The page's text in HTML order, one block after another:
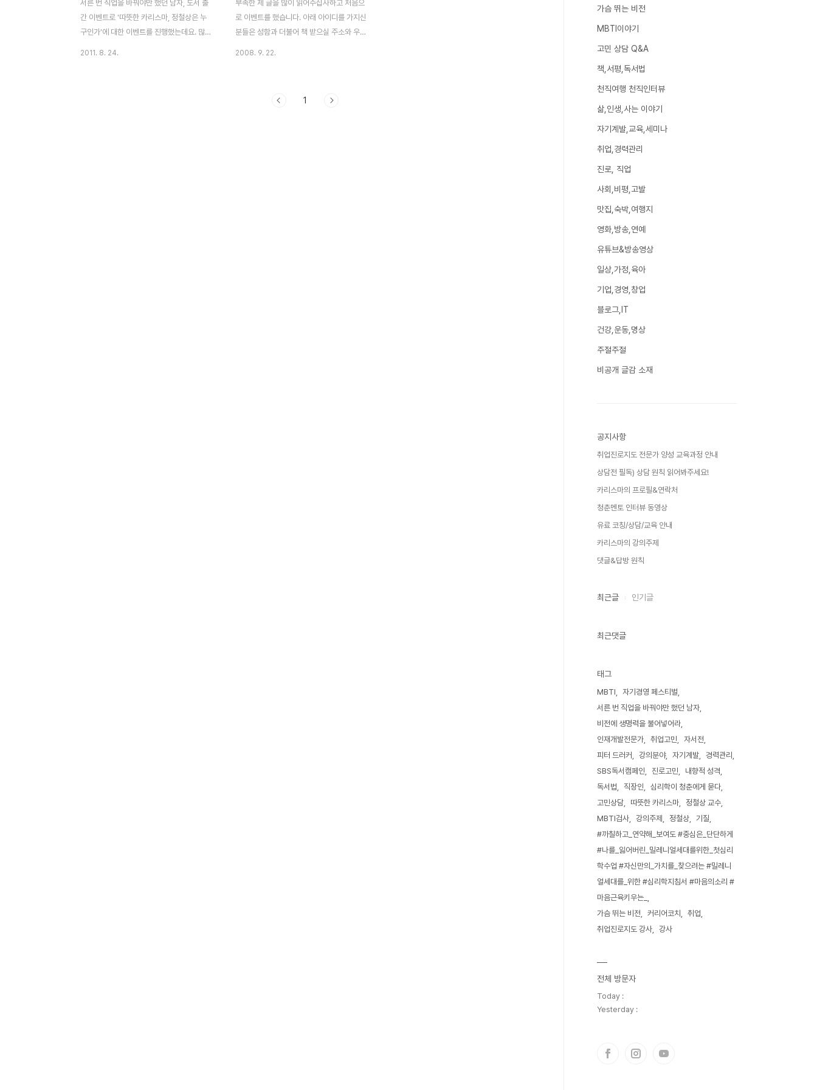
서른 번 직업을 바꿔야만 했던 남자, 도서 출
간 이벤트로 '따뜻한 카리스마, 정철상은 누
구인가'에 대한 이벤트를 진행했는데요. 많은
2011. 8. 24.
부족한 제 글을 많이 읽어주십사하고 처음으
로 이벤트를 했습니다. 아래 아이디를 가지신
분들은 성함과 더불어 책 받으실 주소와 우편
길 바랍니다. 9월말까지 일괄 취합해서 10월
2008. 9. 22.
1
가슴 뛰는 비전
MBTI이야기
고민 상담 Q&A
책,서평,독서법
천직여행 천직인터뷰
삶,인생,사는 이야기
자기계발,교육,세미나
취업,경력관리
진로, 직업
사회,비평,고발
맛집,숙박,여행지
영화,방송,연예
유튜브&방송영상
일상,가정,육아
기업,경영,창업
블로그,IT
건강,운동,명상
주절주절
비공개 글감 소재
공지사항
취업진로지도 전문가 양성 교육과정 안내
상담전 필독) 상담 원칙 읽어봐주세요!
카리스마의 프로필&연락처
청춘멘토 인터뷰 동영상
유료 코칭/상담/교육 안내
카리스마의 강의주제
댓글&답방 원칙
최근글 인기글
최근댓글
태그
MBTI
자기경영 페스티벌
서른 번 직업을 바꿔야만 했던 남자
비전에 생명력을 불어넣어라
인재개발전문가
취업고민
자서전
피터 드러커
강의분야 자기계발
경력관리
SBS독서캠페인
진로고민
내향적 성격
독서법
직장인
심리학이 청춘에게 묻다
고민상담
따뜻한 카리스마
정철상 교수
MBTI검사
강의주제 정철상
기질
#까칠하고_연약해_보여도 #중심은_단단하게
#나를_잃어버린_밀레니얼세대를위한_첫심리
학수업 #자신만의_가치를_찾으려는 #밀레니
얼세대를_위한 #심리학지침서 #마음의소리 #
마음근육키우는_
가슴 뛰는 비전
커리어코치
취업
취업진로지도 강사
강사
전체 방문자
Today :
Yesterday :